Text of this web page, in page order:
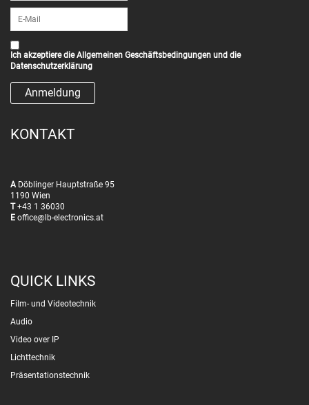
Ich akzeptiere dieAllgemeinen Geschäftsbedingungen und die
Datenschutzerklärung
KONTAKT
A Döblinger Hauptstraße 95
1190 Wien
T+43 1 36030
E office@lb-electronics.at
QUICK LINKS
Film- und Videotechnik
Audio
Video over IP
Lichttechnik
Präsentationstechnik